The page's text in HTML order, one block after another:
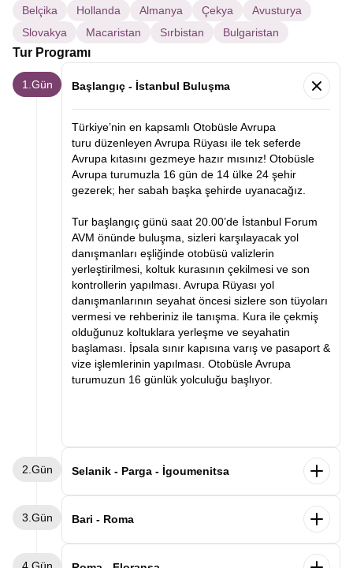
Belçika
Hollanda Almanya Çekya
Avusturya
Slovakya
Macaristan Sırbistan Bulgaristan
Tur Programı
1.Gün Başlangıç - İstanbul Buluşma
Türkiye’nin en kapsamlı Otobüsle Avrupa
turu düzenleyen Avrupa Rüyası ile tek seferde
Avrupa kıtasını gezmeye hazır mısınız! Otobüsle
Avrupa turumuzla 16 gün de 14 ülke 24 şehir
gezerek; her sabah başka şehirde uyanacağız.
Tur başlangıç günü saat 20.00’de İstanbul Forum
AVM önünde buluşma, sizleri karşılayacak yol
danışmanları eşliğinde otobüsü valizlerin
yerleştirilmesi, koltuk kurasının çekilmesi ve son
kontrollerin yapılması. Avrupa Rüyası yol
danışmanlarının seyahat öncesi sizlere son tüyoları
vermesi ve rehberiniz ile tanışma. Kura ile çekmiş
olduğunuz koltuklara yerleşme ve seyahatin
başlaması. İpsala sınır kapısına varış ve pasaport &
vize işlemlerinin yapılması. Otobüsle Avrupa
turumuzun 16 günlük yolculuğu başlıyor.
2.Gün Selanik - Parga - İgoumenitsa
Ardından Selanik şehir turu. Selanik’te görülecek
yerler arasında Atatürk’ün evi, Kordon, Beyaz Kule
3.Gün Bari - Roma